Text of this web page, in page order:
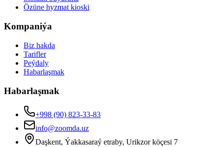
Özüne hyzmat kioski
Kompaniýa
Biz hakda
Tarifler
Peýdaly
Habarlaşmak
Habarlaşmak
+998 (90) 823-33-83
info@zoomda.uz
Daşkent, Ýakkasaraý etraby, Urikzor köçesi 7